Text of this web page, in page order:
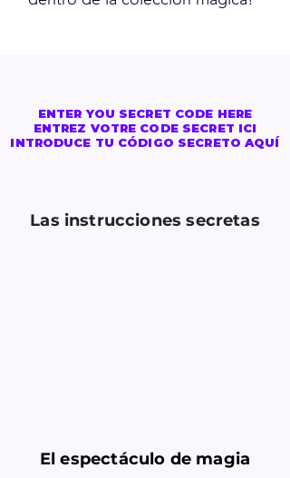
ENTER YOU SECRET CODE HERE
ENTREZ VOTRE CODE SECRET ICI
INTRODUCE TU CÓDIGO SECRETO AQUÍ
Las instrucciones secretas
El espectáculo de magia